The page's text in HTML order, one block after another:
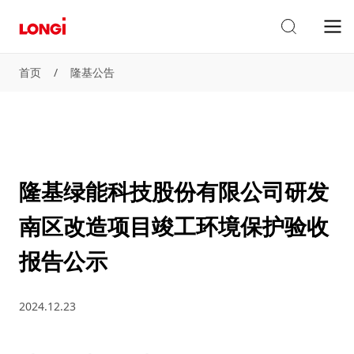
首页 / 隆基公告
隆基绿能科技股份有限公司研发
南区改造项目竣工环境保护验收
报告公示
2024.12.23